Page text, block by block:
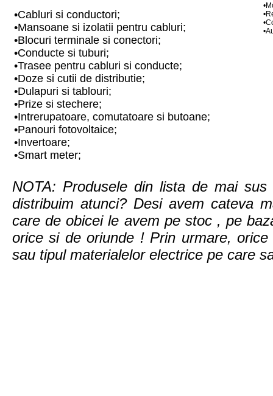
•Cabluri si conductori;
•Mansoane si izolatii pentru cabluri;
•Blocuri terminale si conectori;
•Conducte si tuburi;
•Trasee pentru cabluri si conducte;
•Doze si cutii de distributie;
•Dulapuri si tablouri;
•Prize si stechere;
•Intrerupatoare, comutatoare si butoane;
•Panouri fotovoltaice;
•Invertoare;
•Smart meter;
NOTA: Produsele din lista de mai
distribuim atunci? Desi avem cateva
care de obicei le avem pe stoc , pe
orice si de oriunde ! Prin urmare,
sau tipul materialelor electrice pe care